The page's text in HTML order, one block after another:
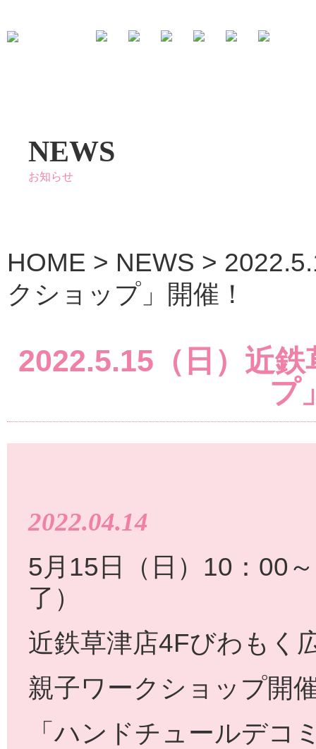
NEWS
お知らせ
HOME > NEWS >
クショップ」開催！
2022.5.15（日）近
プ
2022.04.14
5月15日（日）10：00
了）
近鉄草津店4Fびわもく
親子ワークショップ開
「ハンドチュールデコ